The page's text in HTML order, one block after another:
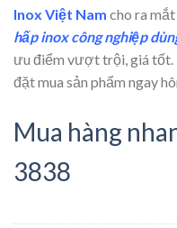
Inox Việt Nam cho ra
hấp inox công nghiệp
ưu điểm vượt trội, giá tốt.
đặt mua sản phẩm ngay
Mua hàng
3838